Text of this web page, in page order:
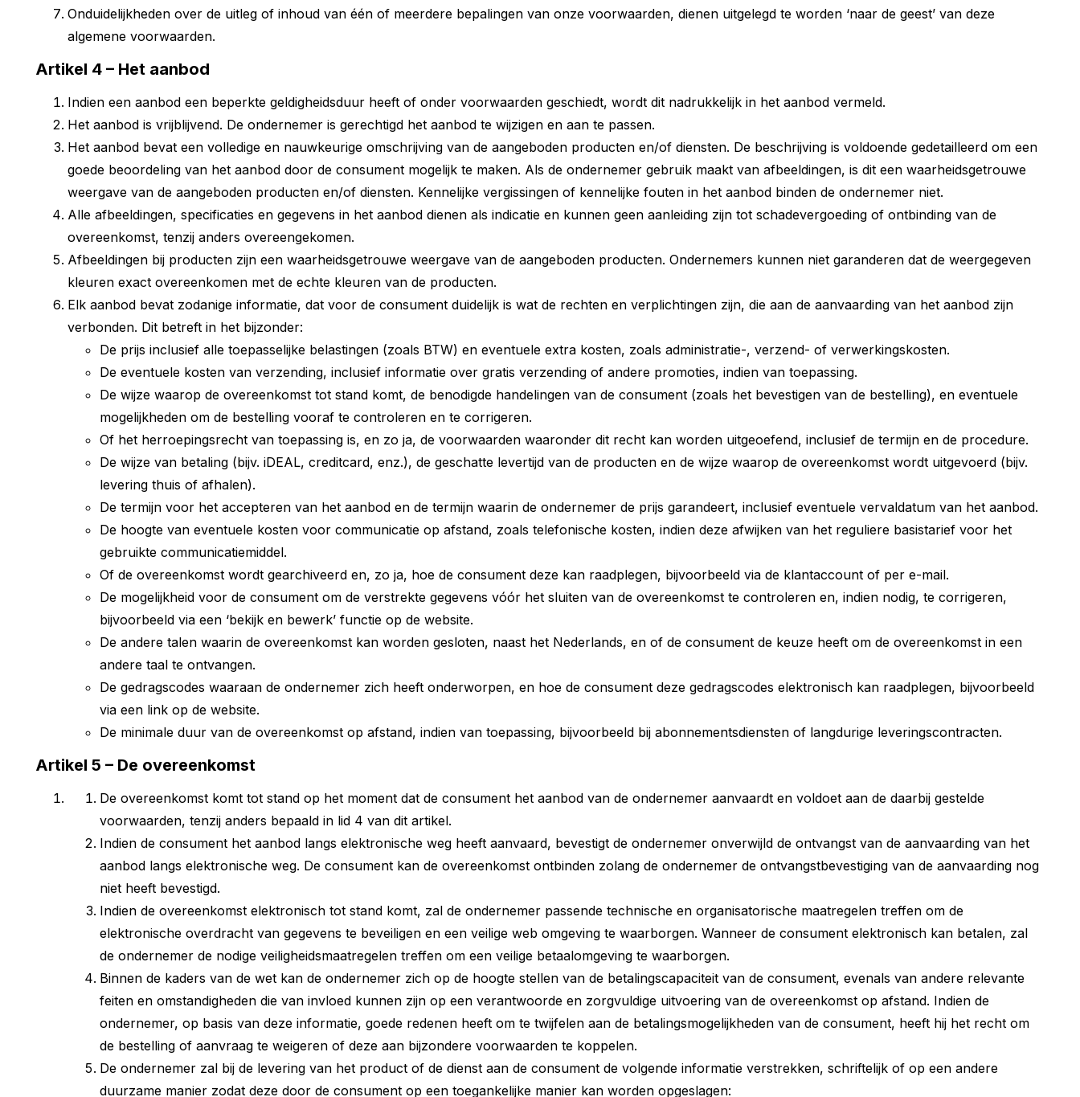
Onduidelijkheden over de uitleg of inhoud van één of meerdere bepalingen van onze voorwaarden, dienen uitgelegd te worden ‘naar de geest’ van deze
algemene voorwaarden.
Artikel 4 – Het aanbod
Indien een aanbod een beperkte geldigheidsduur heeft of onder voorwaarden geschiedt, wordt dit nadrukkelijk in het aanbod vermeld.
Het aanbod is vrijblijvend. De ondernemer is gerechtigd het aanbod te wijzigen en aan te passen.
Het aanbod bevat een volledige en nauwkeurige omschrijving van de aangeboden producten en/of diensten. De beschrijving is voldoende gedetailleerd om een
goede beoordeling van het aanbod door de consument mogelijk te maken. Als de ondernemer gebruik maakt van afbeeldingen, is dit een waarheidsgetrouwe
weergave van de aangeboden producten en/of diensten. Kennelijke vergissingen of kennelijke fouten in het aanbod binden de ondernemer niet.
Alle afbeeldingen, specificaties en gegevens in het aanbod dienen als indicatie en kunnen geen aanleiding zijn tot schadevergoeding of ontbinding van de
overeenkomst, tenzij anders overeengekomen.
Afbeeldingen bij producten zijn een waarheidsgetrouwe weergave van de aangeboden producten. Ondernemers kunnen niet garanderen dat de weergegeven
kleuren exact overeenkomen met de echte kleuren van de producten.
Elk aanbod bevat zodanige informatie, dat voor de consument duidelijk is wat de rechten en verplichtingen zijn, die aan de aanvaarding van het aanbod zijn
verbonden. Dit betreft in het bijzonder:
De prijs inclusief alle toepasselijke belastingen (zoals BTW) en eventuele extra kosten, zoals administratie-, verzend- of verwerkingskosten.
De eventuele kosten van verzending, inclusief informatie over gratis verzending of andere promoties, indien van toepassing.
De wijze waarop de overeenkomst tot stand komt, de benodigde handelingen van de consument (zoals het bevestigen van de bestelling), en eventuele
mogelijkheden om de bestelling vooraf te controleren en te corrigeren.
Of het herroepingsrecht van toepassing is, en zo ja, de voorwaarden waaronder dit recht kan worden uitgeoefend, inclusief de termijn en de procedure.
De wijze van betaling (bijv. iDEAL, creditcard, enz.), de geschatte levertijd van de producten en de wijze waarop de overeenkomst wordt uitgevoerd (bijv.
levering thuis of afhalen).
De termijn voor het accepteren van het aanbod en de termijn waarin de ondernemer de prijs garandeert, inclusief eventuele vervaldatum van het aanbod.
De hoogte van eventuele kosten voor communicatie op afstand, zoals telefonische kosten, indien deze afwijken van het reguliere basistarief voor het
gebruikte communicatiemiddel.
Of de overeenkomst wordt gearchiveerd en, zo ja, hoe de consument deze kan raadplegen, bijvoorbeeld via de klantaccount of per e-mail.
De mogelijkheid voor de consument om de verstrekte gegevens vóór het sluiten van de overeenkomst te controleren en, indien nodig, te corrigeren,
bijvoorbeeld via een ‘bekijk en bewerk’ functie op de website.
De andere talen waarin de overeenkomst kan worden gesloten, naast het Nederlands, en of de consument de keuze heeft om de overeenkomst in een
andere taal te ontvangen.
De gedragscodes waaraan de ondernemer zich heeft onderworpen, en hoe de consument deze gedragscodes elektronisch kan raadplegen, bijvoorbeeld
via een link op de website.
De minimale duur van de overeenkomst op afstand, indien van toepassing, bijvoorbeeld bij abonnementsdiensten of langdurige leveringscontracten.
Artikel 5 – De overeenkomst
De overeenkomst komt tot stand op het moment dat de consument het aanbod van de ondernemer aanvaardt en voldoet aan de daarbij gestelde
voorwaarden, tenzij anders bepaald in lid 4 van dit artikel.
Indien de consument het aanbod langs elektronische weg heeft aanvaard, bevestigt de ondernemer onverwijld de ontvangst van de aanvaarding van het
aanbod langs elektronische weg. De consument kan de overeenkomst ontbinden zolang de ondernemer de ontvangstbevestiging van de aanvaarding nog
niet heeft bevestigd.
Indien de overeenkomst elektronisch tot stand komt, zal de ondernemer passende technische en organisatorische maatregelen treffen om de
elektronische overdracht van gegevens te beveiligen en een veilige web omgeving te waarborgen. Wanneer de consument elektronisch kan betalen, zal
de ondernemer de nodige veiligheidsmaatregelen treffen om een veilige betaalomgeving te waarborgen.
Binnen de kaders van de wet kan de ondernemer zich op de hoogte stellen van de betalingscapaciteit van de consument, evenals van andere relevante
feiten en omstandigheden die van invloed kunnen zijn op een verantwoorde en zorgvuldige uitvoering van de overeenkomst op afstand. Indien de
ondernemer, op basis van deze informatie, goede redenen heeft om te twijfelen aan de betalingsmogelijkheden van de consument, heeft hij het recht om
de bestelling of aanvraag te weigeren of deze aan bijzondere voorwaarden te koppelen.
De ondernemer zal bij de levering van het product of de dienst aan de consument de volgende informatie verstrekken, schriftelijk of op een andere
duurzame manier zodat deze door de consument op een toegankelijke manier kan worden opgeslagen: